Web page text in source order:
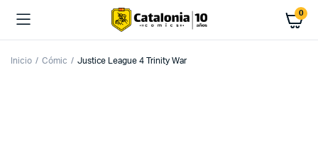
0
Inicio Cómic Justice League 4 Trinity War